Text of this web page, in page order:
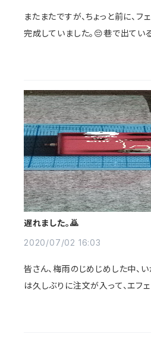
またまたですが、ちょっと前に、フ
完成していました。😔巷で出てい
遅れました。🙇
2020/07/02 16:03
皆さん、梅雨のじめじめした中、
は久しぶりに注文が入って、エフ